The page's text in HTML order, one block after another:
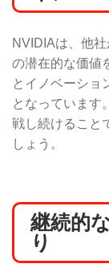
NVIDIAは、他
の潜在的な価値
とイノベーショ
となっています
戦し続けること
しょう。
継続的
り